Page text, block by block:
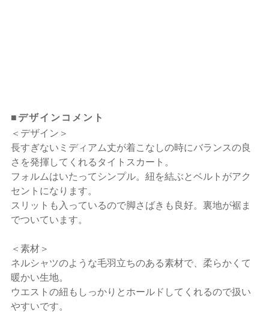
■デザインコメント
＜デザイン＞
長すぎないミディアム丈が着こなしの時にバランスの良
さを発揮してくれるタイトスカート。
フォルムはいたってシンプル。紐を結ぶとベルトがアク
セントになります。
スリットも入っているので脚さばきも良好。裏地が裾ま
でついています。
＜素材＞
ネルシャツのような毛羽立ちのある素材で、柔らかくて
暖かい生地。
ウエストの紐もしっかりとホールドしてくれるので扱い
やすいです。